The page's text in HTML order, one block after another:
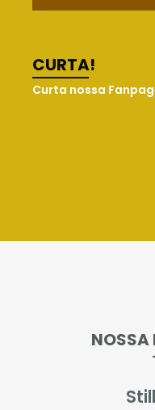
CURTA!
Curta nossa